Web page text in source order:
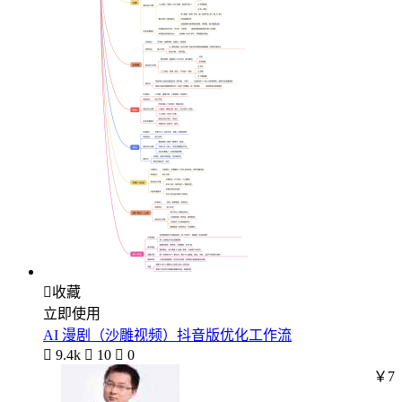
收藏
立即使用
AI 漫剧（沙雕视频）抖音版优化工作流
 9.4k  10  0
￥7